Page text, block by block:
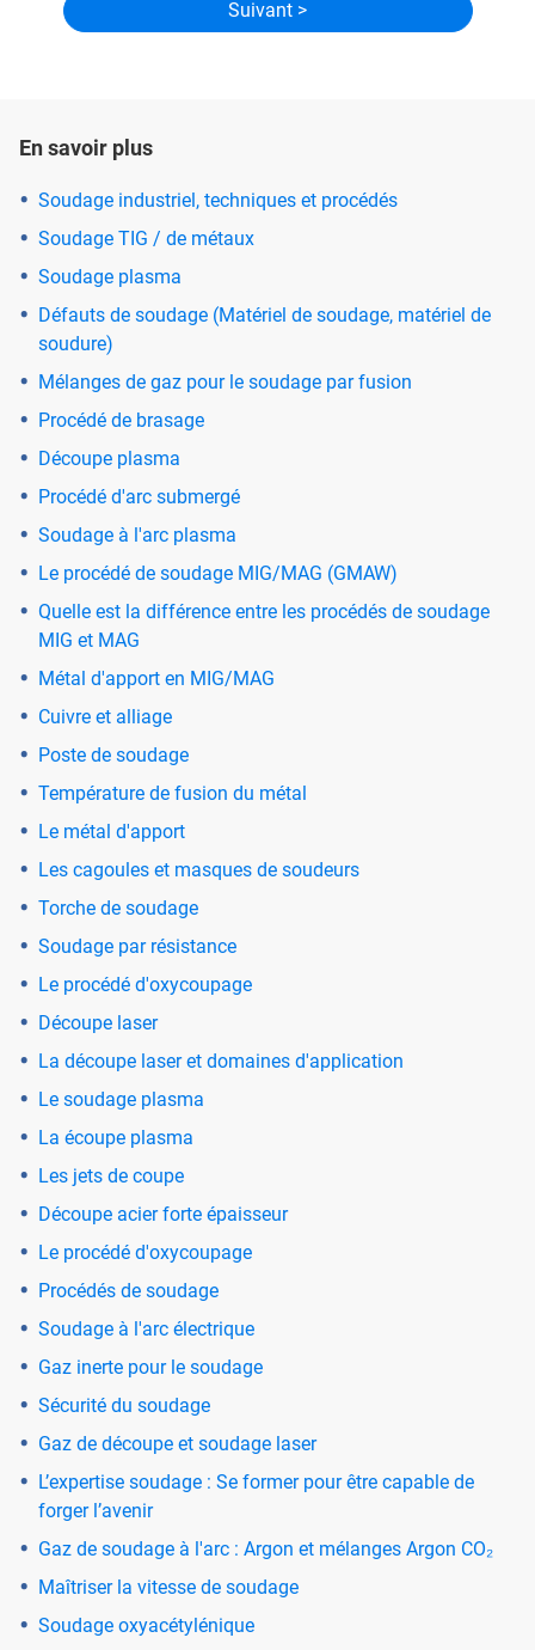
En savoir plus
Soudage industriel, techniques et procédés
Soudage TIG / de métaux
Soudage plasma
Défauts de soudage (Matériel de soudage, matériel de
soudure)
Mélanges de gaz pour le soudage par fusion
Procédé de brasage
Découpe plasma
Procédé d'arc submergé
Soudage à l'arc plasma
Le procédé de soudage MIG/MAG (GMAW)
Quelle est la différence entre les procédés de soudage
MIG et MAG
Métal d'apport en MIG/MAG
Cuivre et alliage
Poste de soudage
Température de fusion du métal
Le métal d'apport
Les cagoules et masques de soudeurs
Torche de soudage
Soudage par résistance
Le procédé d'oxycoupage
Découpe laser
La découpe laser et domaines d'application
Le soudage plasma
La écoupe plasma
Les jets de coupe
Découpe acier forte épaisseur
Le procédé d'oxycoupage
Procédés de soudage
Soudage à l'arc électrique
Gaz inerte pour le soudage
Sécurité du soudage
Gaz de découpe et soudage laser
L’expertise soudage : Se former pour être capable de
forger l’avenir
Gaz de soudage à l'arc : Argon et mélanges Argon CO₂
Maîtriser la vitesse de soudage
Soudage oxyacétylénique